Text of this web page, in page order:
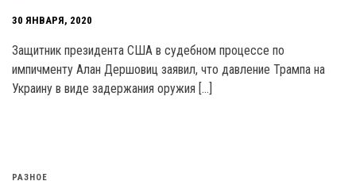
30 ЯНВАРЯ, 2020
Защитник президента США в судебном процессе по
импичменту Алан Дершовиц заявил, что давление Трампа на
Украину в виде задержания оружия […]
РАЗНОЕ